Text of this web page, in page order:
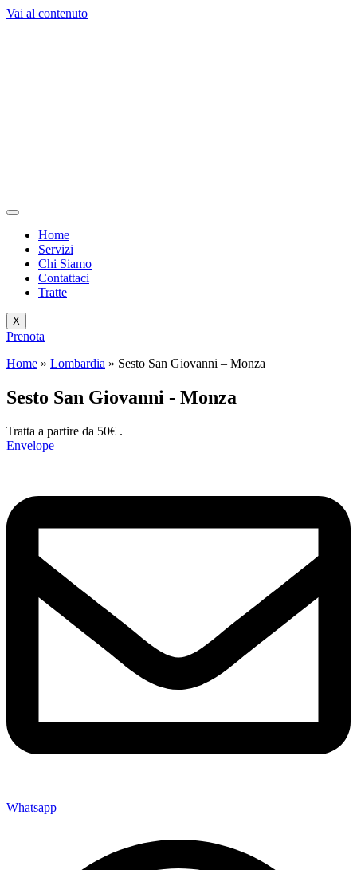
Vai al contenuto
Home
Servizi
Chi Siamo
Contattaci
Tratte
X
Prenota
Home » Lombardia » Sesto San Giovanni – Monza
Sesto San Giovanni - Monza
Tratta a partire da 50€ .
Envelope
Whatsapp